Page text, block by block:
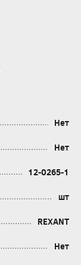
Нет
Нет
12-0265-1
шт
REXANT
Нет